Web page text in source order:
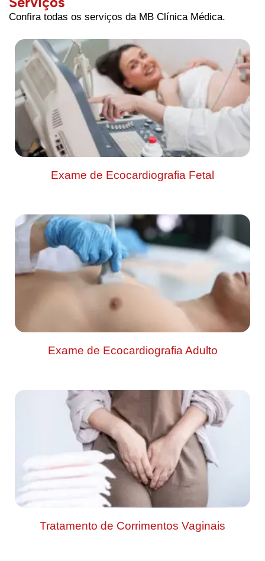
Confira todas os serviços da MB Clínica Médica.
Exame de Ecocardiografia Fetal
Exame de Ecocardiografia Adulto
Tratamento de Corrimentos Vaginais